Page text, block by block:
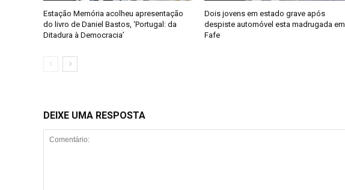
Estação Memória acolheu apresentação
do livro de Daniel Bastos, ‘Portugal: da
Ditadura à Democracia’
Dois jovens em estado grave após
despiste automóvel esta madrugada em
Fafe
DEIXE UMA RESPOSTA